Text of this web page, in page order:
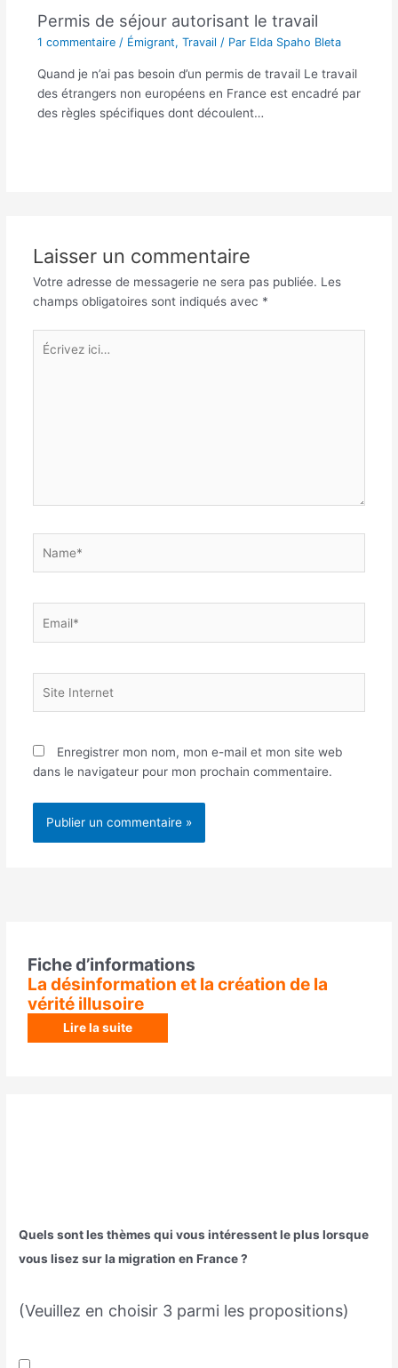
Permis de séjour autorisant le travail
1 commentaire / Émigrant, Travail / Par Elda Spaho Bleta
Quand je n’ai pas besoin d’un permis de travail Le travail
des étrangers non européens en France est encadré par
des règles spécifiques dont découlent…
Laisser un commentaire
Votre adresse de messagerie ne sera pas publiée. Les
champs obligatoires sont indiqués avec *
Écrivez
ici…
Internet
Enregistrer mon nom, mon e-mail et mon site web
dans le navigateur pour mon prochain commentaire.
Fiche d’informations
La désinformation et la création de la
vérité illusoire
Lire la suite
Quels sont les thèmes qui vous intéressent le plus lorsque
vous lisez sur la migration en France ?
(Veuillez en choisir 3 parmi les propositions)